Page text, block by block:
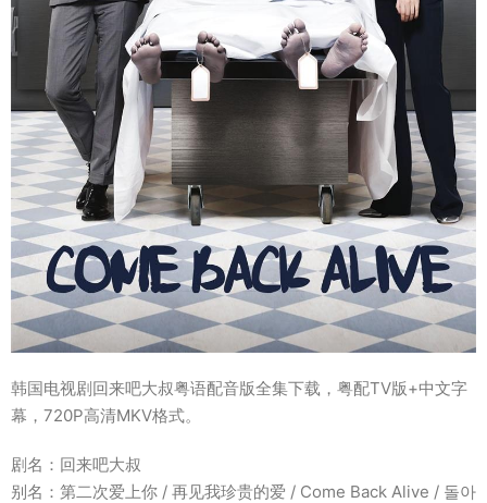
韩国电视剧回来吧大叔粤语配音版全集下载，粤配TV版+中文字
幕，720P高清MKV格式。
剧名：回来吧大叔
别名：第二次爱上你 / 再见我珍贵的爱 / Come Back Alive / 돌아